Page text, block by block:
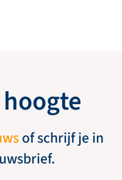
of schrijf je in